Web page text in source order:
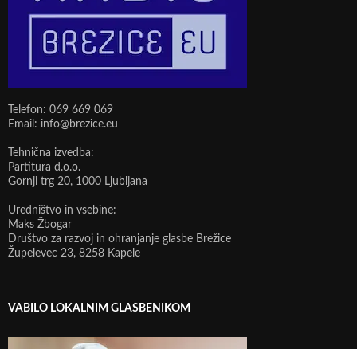
Telefon: 069 669 069
Email: info@brezice.eu
Tehnična izvedba:
Partitura d.o.o.
Gornji trg 20, 1000 Ljubljana
Uredništvo in vsebine:
Maks Žbogar
Društvo za razvoj in ohranjanje glasbe Brežice
Župelevec 23, 8258 Kapele
VABILO LOKALNIM GLASBENIKOM